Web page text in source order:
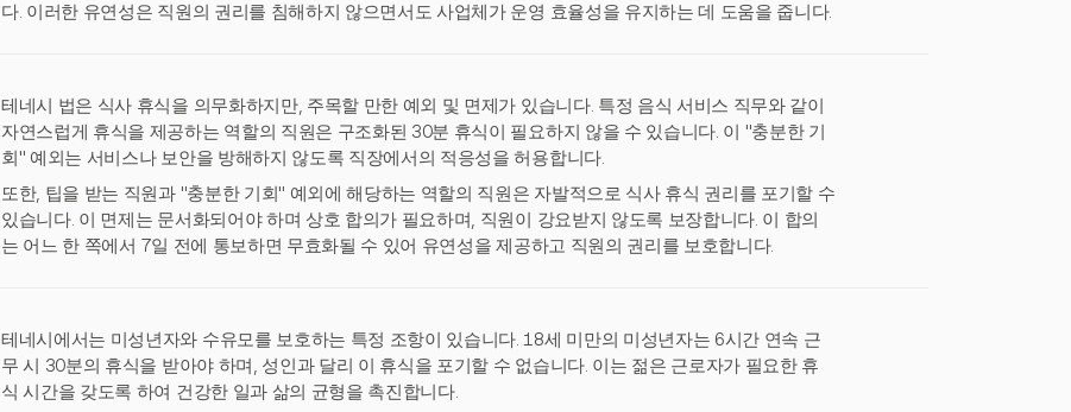
다. 이러한 유연성은 직원의 권리를 침해하지 않으면서도 사업체가 운영 효율성을 유지하는 데 도움을 줍니다.
테네시 법은 식사 휴식을 의무화하지만, 주목할 만한 예외 및 면제가 있습니다. 특정 음식 서비스 직무와 같이
자연스럽게 휴식을 제공하는 역할의 직원은 구조화된 30분 휴식이 필요하지 않을 수 있습니다. 이 "충분한 기
회" 예외는 서비스나 보안을 방해하지 않도록 직장에서의 적응성을 허용합니다.
또한, 팁을 받는 직원과 "충분한 기회" 예외에 해당하는 역할의 직원은 자발적으로 식사 휴식 권리를 포기할 수
있습니다. 이 면제는 문서화되어야 하며 상호 합의가 필요하며, 직원이 강요받지 않도록 보장합니다. 이 합의
는 어느 한 쪽에서 7일 전에 통보하면 무효화될 수 있어 유연성을 제공하고 직원의 권리를 보호합니다.
테네시에서는 미성년자와 수유모를 보호하는 특정 조항이 있습니다. 18세 미만의 미성년자는 6시간 연속 근
무 시 30분의 휴식을 받아야 하며, 성인과 달리 이 휴식을 포기할 수 없습니다. 이는 젊은 근로자가 필요한 휴
식 시간을 갖도록 하여 건강한 일과 삶의 균형을 촉진합니다.